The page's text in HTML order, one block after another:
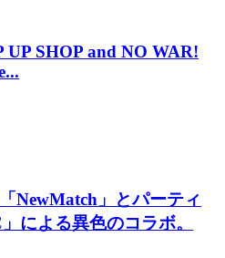
SHOP and NO WAR!
NewMatch」とパーティ
による異色のコラボ。